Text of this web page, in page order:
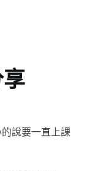
說要一直上課